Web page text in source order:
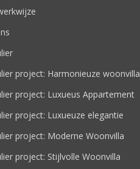
project: Harmonieuze woonvilla
project: Luxueus Appartement
project: Luxueuze elegantie
project: Moderne Woonvilla
project: Stijlvolle Woonvilla